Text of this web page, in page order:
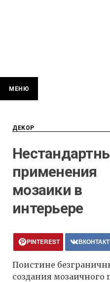
МЕНЮ
ДЕКОР
применения
мозаики в
интерьере
PINTEREST
Поистине
создания мозаичного